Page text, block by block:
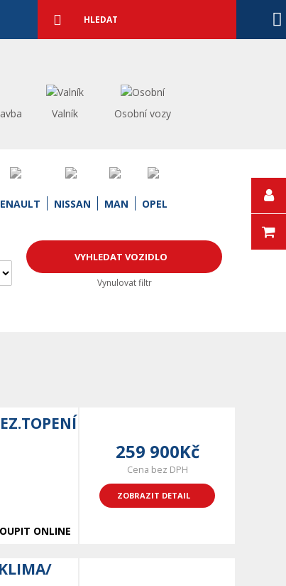
vyhledávání
Vyhledat
Valník Osobní vozy
NISSAN MAN OPEL
Vynulovat filtr
ONLINE
259 900Kč
Cena bez DPH
ZOBRAZIT DETAIL